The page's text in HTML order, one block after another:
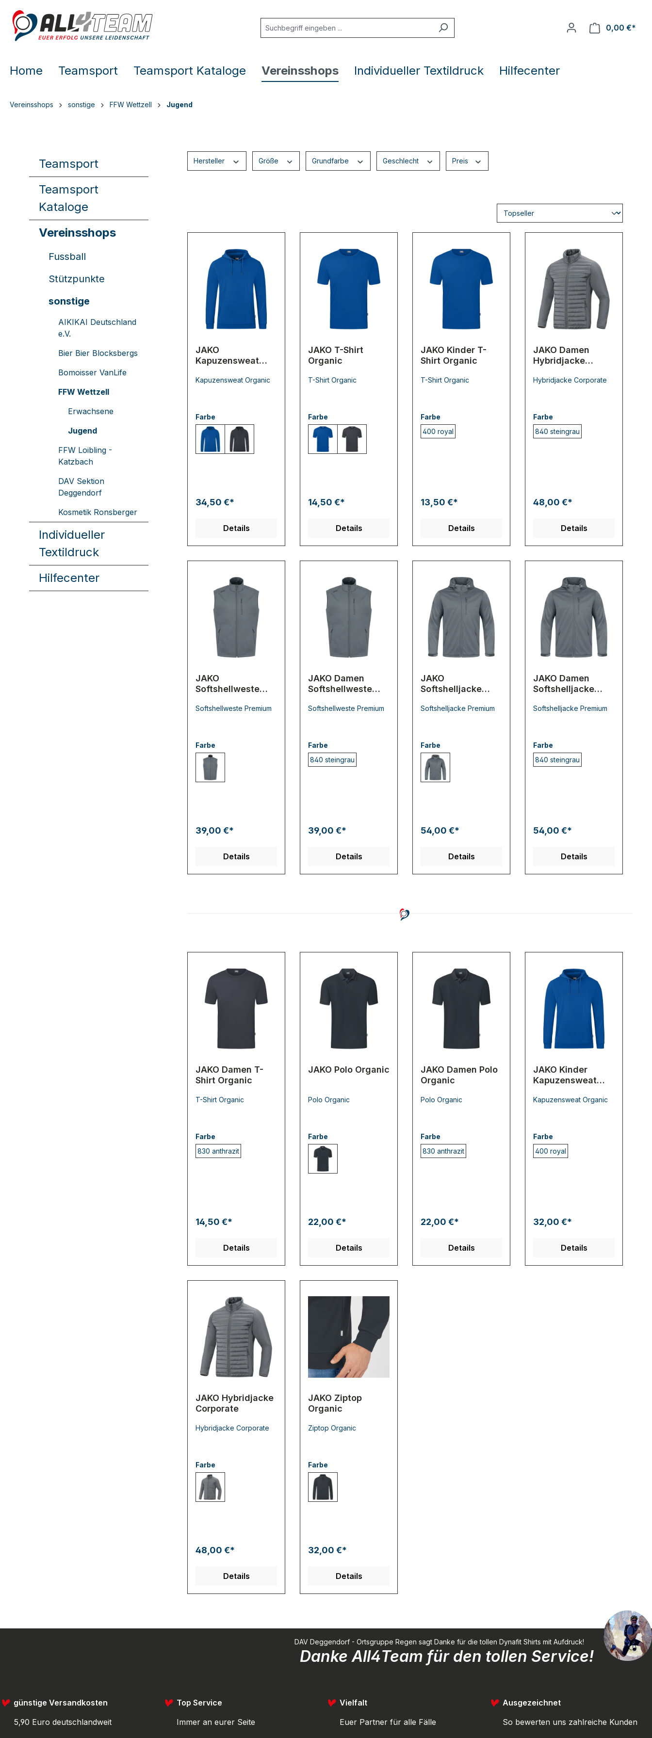
springen Zur Hauptnavigation springen
0,00 €*
Home Teamsport Teamsport Kataloge Vereinsshops Individueller Textildruck Hilfecenter
Vereinsshops sonstige FFW Wettzell Jugend
Teamsport
Teamsport
Kataloge
Vereinsshops
Fussball
Stützpunkte
sonstige
AIKIKAI Deutschland
e.V.
Bier Bier Blocksbergs
Bomoisser VanLife
FFW Wettzell
Erwachsene
Jugend
FFW Loibling -
Katzbach
DAV Sektion
Deggendorf
Kosmetik Ronsberger
Individueller
Textildruck
Hilfecenter
Hersteller Größe Grundfarbe Geschlecht Preis
JAKO
Kapuzensweat
Kapuzensweat Organic
Farbe
400 royal 830 anthrazit
34,50 €*
Details
JAKO T-Shirt
Organic
T-Shirt Organic
Farbe
14,50 €*
Details
JAKO Kinder T-
Shirt Organic
T-Shirt Organic
Farbe
400 royal
13,50 €*
Details
JAKO Damen
Hybridjacke
Hybridjacke Corporate
Farbe
840 steingrau
48,00 €*
Details
JAKO
Softshellweste
Softshellweste Premium
Farbe
840 steingrau
39,00 €*
Details
JAKO Damen
Softshellweste
Softshellweste Premium
Farbe
840 steingrau
39,00 €*
Details
JAKO
Softshelljacke
Softshelljacke Premium
Farbe
840 steingrau
54,00 €*
Details
JAKO Damen
Softshelljacke
Softshelljacke Premium
Farbe
840 steingrau
54,00 €*
Details
JAKO Damen T-
Shirt Organic
T-Shirt Organic
Farbe
830 anthrazit
14,50 €*
Details
JAKO Polo Organic
Polo Organic
Farbe
22,00 €*
Details
JAKO Damen Polo
Organic
Polo Organic
Farbe
830 anthrazit
22,00 €*
Details
JAKO Kinder
Kapuzensweat
Kapuzensweat Organic
Farbe
400 royal
32,00 €*
Details
JAKO Hybridjacke
Corporate
Hybridjacke Corporate
Farbe
840 steingrau
48,00 €*
Details
JAKO Ziptop
Organic
Ziptop Organic
Farbe
830 anthrazit
32,00 €*
Details
DAV Deggendorf - Ortsgruppe Regen sagt Danke für die tollen Dynafit Shirts mit Aufdruck!
Danke All4Team für den tollen Service!
günstige Versandkosten
5,90 Euro deutschlandweit
Top Service
Immer an eurer Seite
Vielfalt
Euer Partner für alle Fälle
Ausgezeichnet
So bewerten uns zahlreiche Kunden